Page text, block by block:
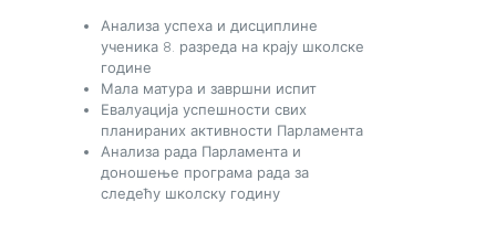
Анализа успеха и дисциплине
ученика 8. разреда на крају школске
године
Мала матура и завршни испит
Евалуација успешности свих
планираних активности Парламента
Анализа рада Парламента и
доношење програма рада за
следећу школску годину